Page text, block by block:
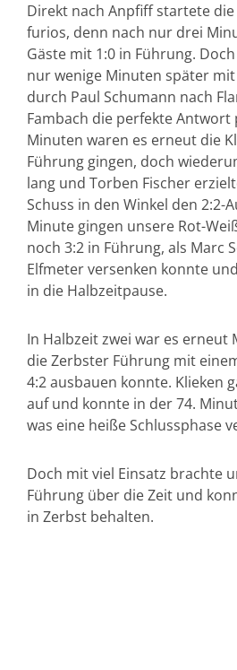
Direkt nach Anpfiff startete
furios, denn nach nur drei
Gäste mit 1:0 in Führung.
nur wenige Minuten später
durch Paul Schumann nach
Fambach die perfekte Antwort
Minuten waren es erneut die
Führung gingen, doch
lang und Torben Fischer
Schuss in den Winkel den 2:2-
Minute gingen unsere Rot-
noch 3:2 in Führung, als Marc
Elfmeter versenken konnte
in die Halbzeitpause.
In Halbzeit zwei war es erneut
die Zerbster Führung mit
4:2 ausbauen konnte. Klieken
auf und konnte in der 74.
was eine heiße Schlussphase
Doch mit viel Einsatz brachte
Führung über die Zeit und
in Zerbst behalten.